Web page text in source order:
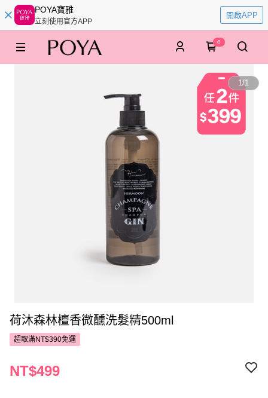
POYA寶雅
立刻使用官方APP
開啟APP
0
1/1
荷沐森林檀香微醺洗髮精500ml
超取滿NT$390免運
NT$499